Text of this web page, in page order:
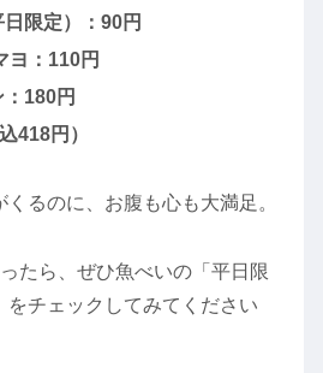
限定）：90円
ヨ：110円
180円
418円）
るのに、お腹も心も大満足。
たら、ぜひ魚べいの「平日限
をチェックしてみてください